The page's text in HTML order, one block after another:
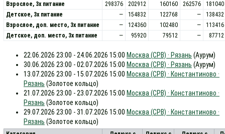
Взрослое, 3х питание
298376 202912 160160 262576
181040
Детское, 3х питание
— 154832 122768 —
138432
Взрослое, доп. место, 3x питание
— 124360 102480 —
113416
Детское, доп. место, 3x питание
— 95920 79512 — 87712
22.06.2026 23:00 - 24.06.2026 15:00 Москва (СРВ) · Рязань (Аурум)
30.06.2026 23:00 - 02.07.2026 15:00 Москва (СРВ) · Рязань (Аурум)
13.07.2026 23:00 - 15.07.2026 15:00 Москва (СРВ) · Константиново ·
Рязань (Золотое кольцо)
21.07.2026 23:00 - 23.07.2026 15:00 Москва (СРВ) · Константиново ·
Рязань (Золотое кольцо)
29.07.2026 23:00 - 31.07.2026 15:00 Москва (СРВ) · Константиново ·
Рязань (Золотое кольцо)